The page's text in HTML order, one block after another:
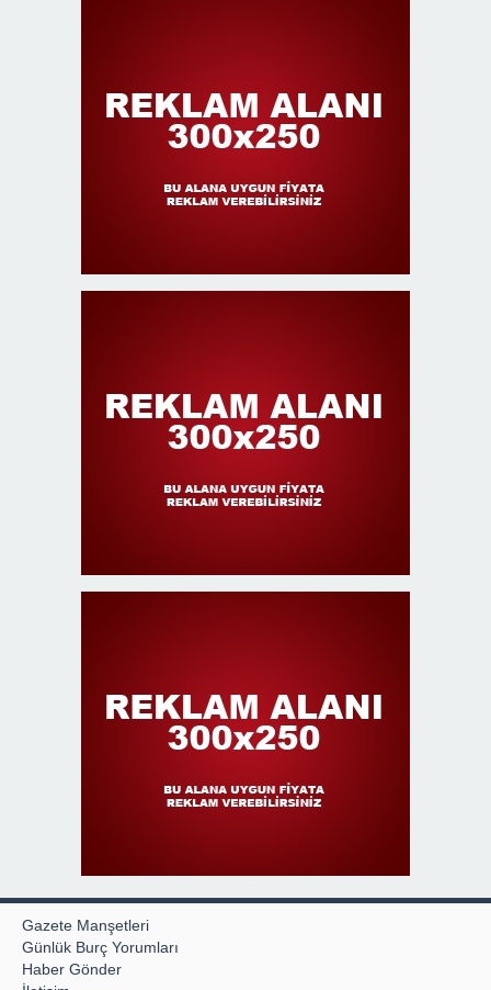
Gazete Manşetleri
Günlük Burç Yorumları
Haber Gönder